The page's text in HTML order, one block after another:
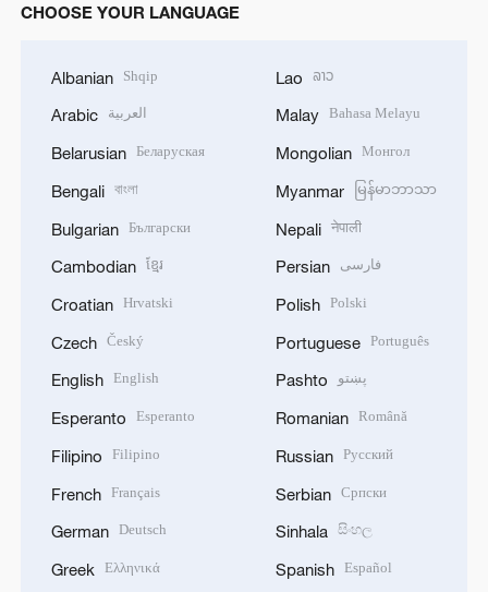
CHOOSE YOUR LANGUAGE
Albanian Shqip
Arabic العربية
Belarusian Беларуская
Bengali বাংলা
Bulgarian Български
Cambodian ខ្មែរ
Croatian Hrvatski
Czech Český
English English
Esperanto Esperanto
Filipino Filipino
French Français
German Deutsch
Greek Ελληνικά
Lao ລາວ
Malay Bahasa Melayu
Mongolian Монгол
Myanmar မြန်မာဘာသာ
Nepali नेपाली
Persian فارسی
Polish Polski
Portuguese Português
Pashto پښتو
Romanian Română
Russian Русский
Serbian Српски
Sinhala සිංහල
Spanish Español